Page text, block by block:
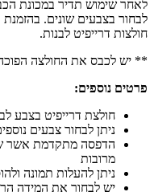
לבחור בצבעים שונים.
חולצות דרייפיט לבנות.
** יש לכבס את החולצה
פרטים נוספים:
חולצת דרייפיט בצבע
ניתן לבחור צבעים נוספים
הדפסה מתקדמת אשר
מרובות
ניתן להעלות תמונה
יש לבחור את המידה